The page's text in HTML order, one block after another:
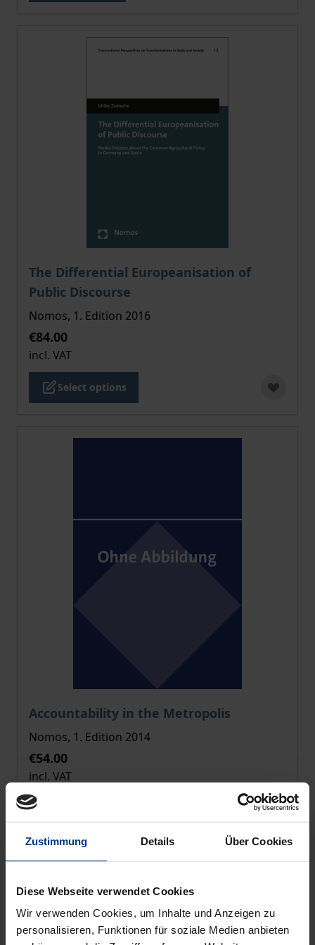
Zustimmung Details Über Cookies
Diese Webseite verwendet Cookies
Wir verwenden Cookies, um Inhalte und Anzeigen zu
personalisieren, Funktionen für soziale Medien anbieten
The Differential Europeanisation of
Public Discourse
The price depends on the options chosen on the
Nomos, 1. Edition 2016
€84.00
incl. VAT
Select options
Accountability in the Metropolis
The price depends on the options chosen on the
Nomos, 1. Edition 2014
€54.00
incl. VAT